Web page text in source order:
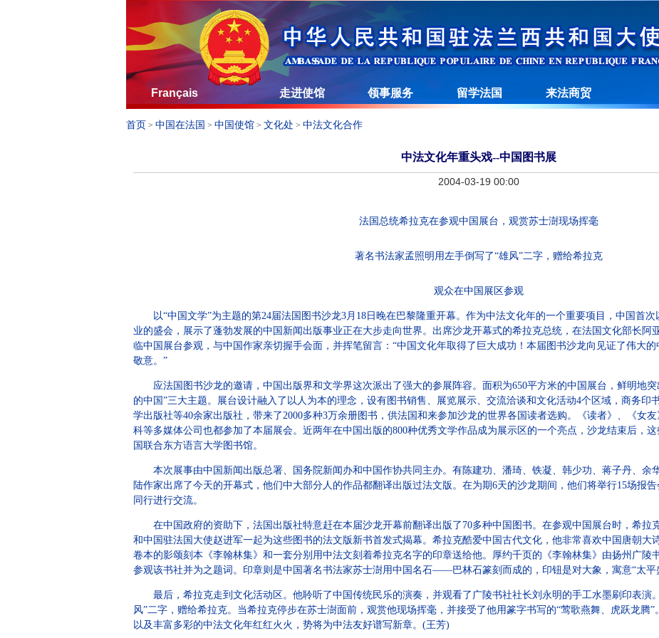
Français 走进使馆 领事服务 留学法国 来法商贸
首页 > 中国在法国 > 中国使馆> 文化处 > 中法文化合作
中法文化年重头戏--中国图书展
2004-03-19 00:00
法国总统希拉克在参观中国展台，观赏苏士澍现场挥毫
著名书法家孟照明用左手倒写了“雄风”二字，赠给希拉克
观众在中国展区参观
以“中国文学”为主题的第24届法国图书沙龙3月18日晚在巴黎隆重开幕。作为中法文化年的一个重要项目，中国首次
业的盛会，展示了蓬勃发展的中国新闻出版事业正在大步走向世界。出席沙龙开幕式的希拉克总统，在法国文化部长阿
临中国展台参观，与中国作家亲切握手会面，并挥笔留言：“中国文化年取得了巨大成功！本届图书沙龙向见证了伟大
敬意。”
应法国图书沙龙的邀请，中国出版界和文学界这次派出了强大的参展阵容。面积为650平方米的中国展台，鲜明地突
的中国”三大主题。展台设计融入了以人为本的理念，设有图书销售、展览展示、交流洽谈和文化活动4个区域，商务印
学出版社等40余家出版社，带来了2000多种3万余册图书，供法国和来参加沙龙的世界各国读者选购。《读者》、《女
科等多媒体公司也都参加了本届展会。近两年在中国出版的800种优秀文学作品成为展示区的一个亮点，沙龙结束后，
国联合东方语言大学图书馆。
本次展事由中国新闻出版总署、国务院新闻办和中国作协共同主办。有陈建功、潘琦、铁凝、韩少功、蒋子丹、余
陆作家出席了今天的开幕式，他们中大部分人的作品都翻译出版过法文版。在为期6天的沙龙期间，他们将举行15场报
同行进行交流。
在中国政府的资助下，法国出版社特意赶在本届沙龙开幕前翻译出版了70多种中国图书。在参观中国展台时，希拉
和中国驻法国大使赵进军一起为这些图书的法文版新书首发式揭幕。希拉克酷爱中国古代文化，他非常喜欢中国唐朝大
卷本的影颂刻本《李翰林集》和一套分别用中法文刻着希拉克名字的印章送给他。厚约千页的《李翰林集》由扬州广陵
参观该书社并为之题词。印章则是中国著名书法家苏士澍用中国名石——巴林石篆刻而成的，印钮是对大象，寓意“太平
最后，希拉克走到文化活动区。他聆听了中国传统民乐的演奏，并观看了广陵书社社长刘永明的手工水墨刷印表演
风”二字，赠给希拉克。当希拉克停步在苏士澍面前，观赏他现场挥毫，并接受了他用篆字书写的“莺歌燕舞、虎跃龙腾
以及丰富多彩的中法文化年红红火火，势将为中法友好谱写新章。(王芳)